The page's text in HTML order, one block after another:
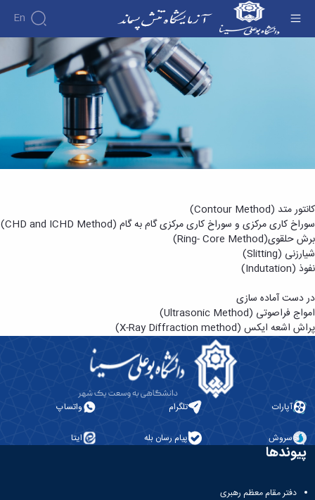
En
صفحه اصلی - آزمایشگاه تنش پسماند
کانتور متد (Contour Method)
سوراخ کاری مرکزی و سوراخ کاری مرکزی گام به گام (CHD and ICHD Method)
برش حلقوی(Ring- Core Method)
شیارزنی (Slitting)
نفوذ (Indutation)
در دست آماده سازی
امواج فراصوتی (Ultrasonic Method)
پراش اشعه ایکس (X-Ray Diffraction method)
آپارات تلگرام واتساپ
سروش پیام رسان بله ایتا
پیوندها
دفتر مقام معظم رهبری